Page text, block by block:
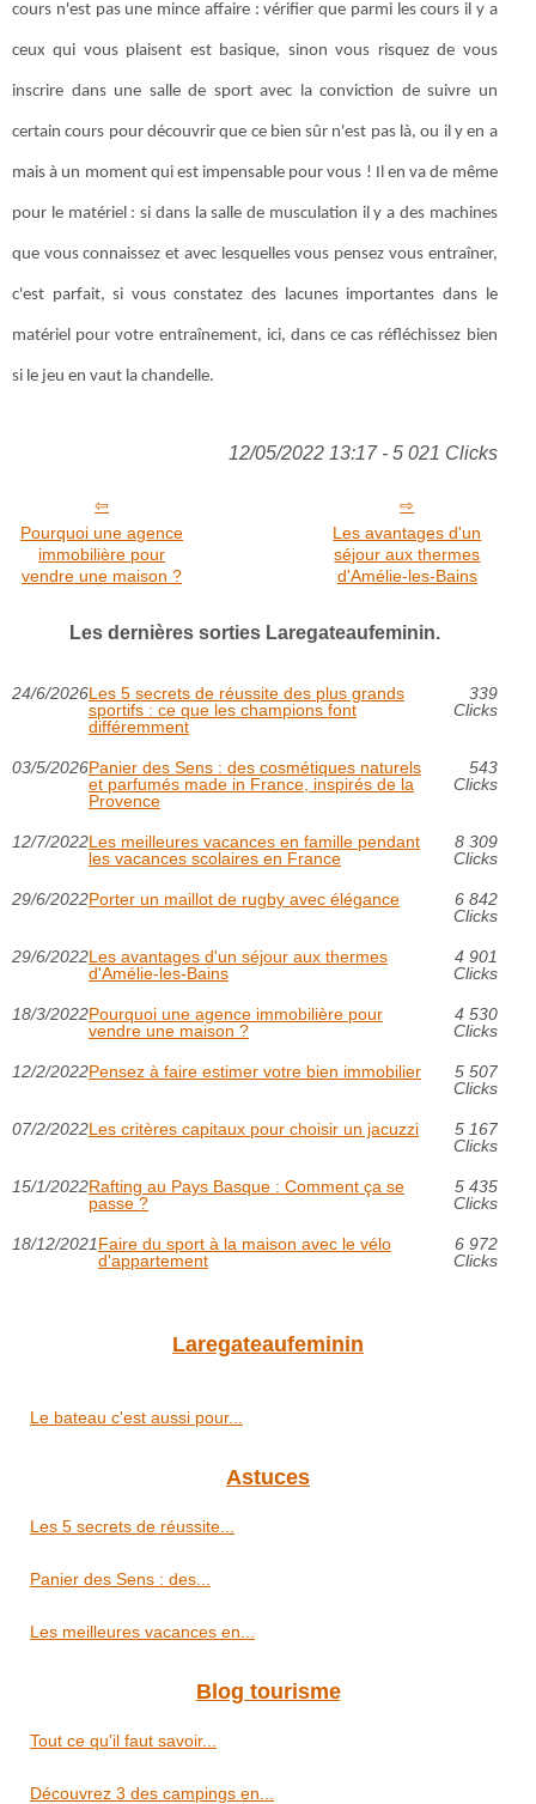
cours n'est pas une mince affaire : vérifier que parmi les cours il y a
ceux qui vous plaisent est basique, sinon vous risquez de vous
inscrire dans une salle de sport avec la conviction de suivre un
certain cours pour découvrir que ce bien sûr n'est pas là, ou il y en a
mais à un moment qui est impensable pour vous ! Il en va de même
pour le matériel : si dans la salle de musculation il y a des machines
que vous connaissez et avec lesquelles vous pensez vous entraîner,
c'est parfait, si vous constatez des lacunes importantes dans le
matériel pour votre entraînement, ici, dans ce cas réfléchissez bien
si le jeu en vaut la chandelle.
12/05/2022 13:17 - 5 021 Clicks
Pourquoi une agence
immobilière pour
vendre une maison ?
Les avantages d'un
séjour aux thermes
d'Amélie-les-Bains
Les dernières sorties Laregateaufeminin.
24/6/2026Les 5 secrets de réussite des plus grands
sportifs : ce que les champions font
différemment
339
Clicks
03/5/2026Panier des Sens : des cosmétiques naturels
et parfumés made in France, inspirés de la
Provence
543
Clicks
12/7/2022Les meilleures vacances en famille pendant
les vacances scolaires en France
8 309
Clicks
29/6/2022Porter un maillot de rugby avec élégance
6 842
Clicks
29/6/2022Les avantages d'un séjour aux thermes
d'Amélie-les-Bains
4 901
Clicks
18/3/2022Pourquoi une agence immobilière pour
vendre une maison ?
4 530
Clicks
12/2/2022Pensez à faire estimer votre bien immobilier
5 507
Clicks
07/2/2022Les critères capitaux pour choisir un jacuzzi
5 167
Clicks
15/1/2022Rafting au Pays Basque : Comment ça se
passe ?
5 435
Clicks
18/12/2021Faire du sport à la maison avec le vélo
d'appartement
6 972
Clicks
Laregateaufeminin
Le bateau c'est aussi pour...
Astuces
Les 5 secrets de réussite...
Panier des Sens : des...
Les meilleures vacances en...
Blog tourisme
Tout ce qu'il faut savoir...
Découvrez 3 des campings en...